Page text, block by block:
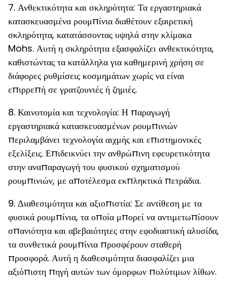
7. Ανθεκτικότητα και σκληρότητα: Τα εργαστηριακά
κατασκευασμένα ρουμπίνια διαθέτουν εξαιρετική
σκληρότητα, κατατάσσοντας υψηλά στην κλίμακα
Mohs. Αυτή η σκληρότητα εξασφαλίζει ανθεκτικότητα,
καθιστώντας τα κατάλληλα για καθημερινή χρήση σε
διάφορες ρυθμίσεις κοσμημάτων χωρίς να είναι
επιρρεπή σε γρατζουνιές ή ζημιές.
8. Καινοτομία και τεχνολογία: Η παραγωγή
εργαστηριακά κατασκευασμένων ρουμπινιών
περιλαμβάνει τεχνολογία αιχμής και επιστημονικές
εξελίξεις. Επιδεικνύει την ανθρώπινη εφευρετικότητα
στην αναπαραγωγή του φυσικού σχηματισμού
ρουμπινιών, με αποτέλεσμα εκπληκτικά πετράδια.
9. Διαθεσιμότητα και αξιοπιστία: Σε αντίθεση με τα
φυσικά ρουμπίνια, τα οποία μπορεί να αντιμετωπίσουν
σπανιότητα και αβεβαιότητες στην εφοδιαστική αλυσίδα,
τα συνθετικά ρουμπίνια προσφέρουν σταθερή
προσφορά. Αυτή η διαθεσιμότητα διασφαλίζει μια
αξιόπιστη πηγή αυτών των όμορφων πολύτιμων λίθων.